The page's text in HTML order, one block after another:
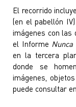
El recorrido
(en el pabellón
imágenes con las
el Informe Nunca
en la tercera
donde se
imágenes,
puede consultar en